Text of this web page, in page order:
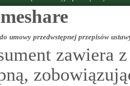
umowy przedwstępnej przepisów
zawiera